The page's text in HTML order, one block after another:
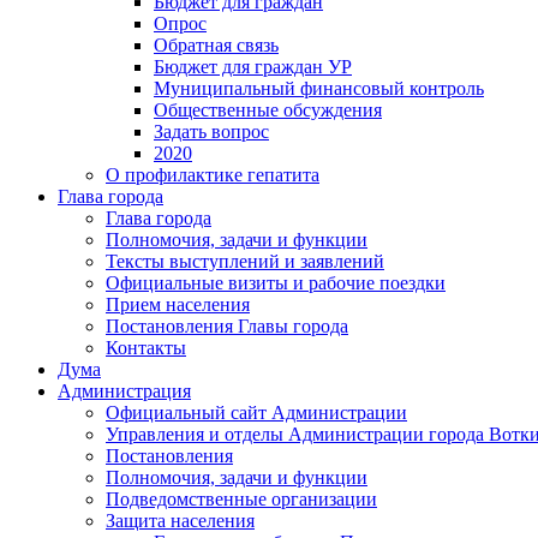
Опрос
Обратная связь
Бюджет для граждан УР
Муниципальный финансовый контроль
Общественные обсуждения
Задать вопрос
2020
О профилактике гепатита
Глава города
Глава города
Полномочия, задачи и функции
Тексты выступлений и заявлений
Официальные визиты и рабочие поездки
Прием населения
Постановления Главы города
Контакты
Дума
Администрация
Официальный сайт Администрации
Управления и отделы Администрации города
Постановления
Полномочия, задачи и функции
Подведомственные организации
Защита населения